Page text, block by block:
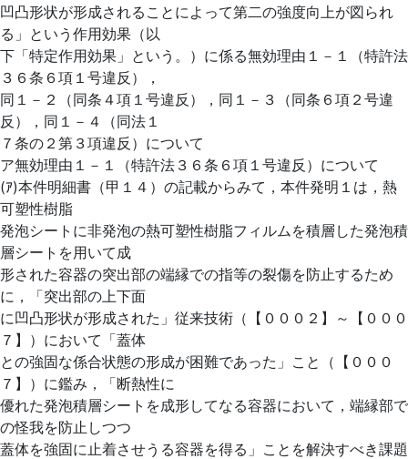
凹凸形状が形成されることによって第二の強度向上が図られ
る」という作用効果（以
下「特定作用効果」という。）に係る無効理由１－１（特許法
３６条６項１号違反），
同１－２（同条４項１号違反），同１－３（同条６項２号違
反），同１－４（同法１
７条の２第３項違反）について
ア無効理由１－１（特許法３６条６項１号違反）について
(ｱ)本件明細書（甲１４）の記載からみて，本件発明１は，熱
可塑性樹脂
発泡シートに非発泡の熱可塑性樹脂フィルムを積層した発泡積
層シートを用いて成
形された容器の突出部の端縁での指等の裂傷を防止するため
に，「突出部の上下面
に凹凸形状が形成された」従来技術（【０００２】～【０００
７】）において「蓋体
との強固な係合状態の形成が困難であった」こと（【０００
７】）に鑑み，「断熱性に
優れた発泡積層シートを成形してなる容器において，端縁部で
の怪我を防止しつつ
蓋体を強固に止着させうる容器を得る」ことを解決すべき課題